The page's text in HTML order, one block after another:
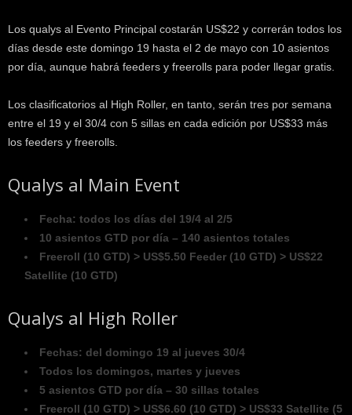
Los qualys al Evento Principal costarán US$22 y correrán todos los
días desde este domingo 19 hasta el 2 de mayo con 10 asientos
por día, aunque habrá feeders y freerolls para poder llegar gratis.
Los clasificatorios al High Roller, en tanto, serán tres por semana
entre el 19 y el 30/4 con 5 sillas en cada edición por US$33 más
los feeders y freerolls.
Qualys al Main Event
Fecha: todos los días del 19/4 al 2/5
10 asientos GTD por día – 140 asientos totales
Freeroll (10 GTD) > US$5.50 Feeder (10 GTD) > US$22
Satellite (10 GTD)
Qualys al High Roller
Fechas: del domingo 19 al jueves 30/4
Todos los domingos, martes y jueves
5 asientos GTD por día – 30 sillas totales
Freeroll (10 GTD) > US$6.60 (10 GTD) > US$33 Satellite (5